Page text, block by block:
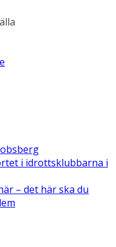
i idrottsklubbarna i
– det här ska du